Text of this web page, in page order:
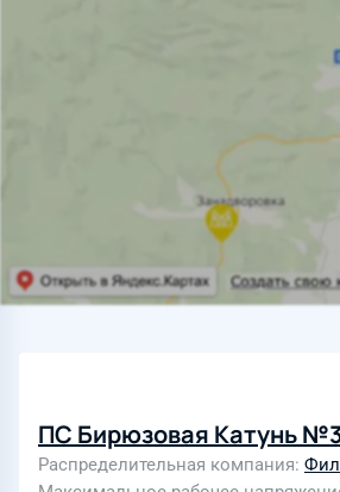
ПС Бирюзовая Катунь
Распределительная компания